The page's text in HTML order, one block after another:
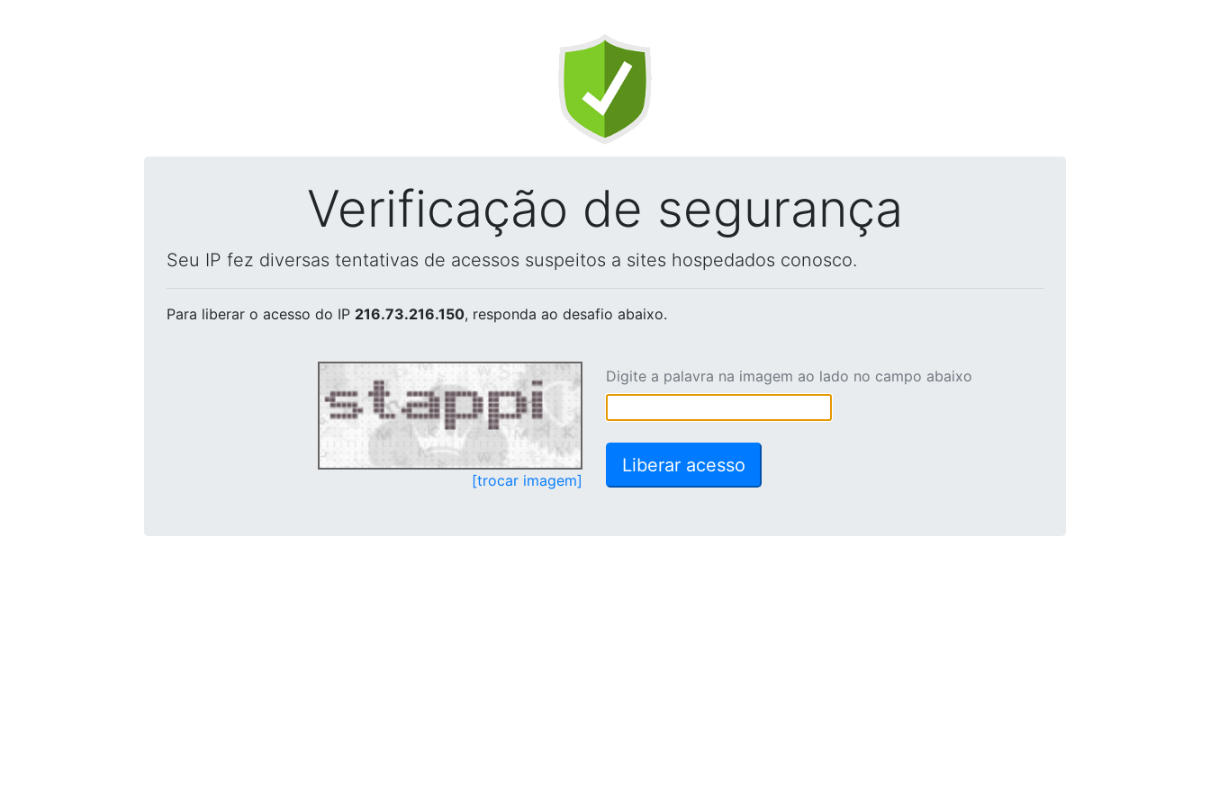
Verificação de segurança
Seu IP fez diversas tentativas de acessos suspeitos a sites hospedados conosco.
Para liberar o acesso do IP 216.73.216.150, responda ao desafio abaixo.
[trocar imagem]
Digite a palavra na imagem ao lado no campo abaixo